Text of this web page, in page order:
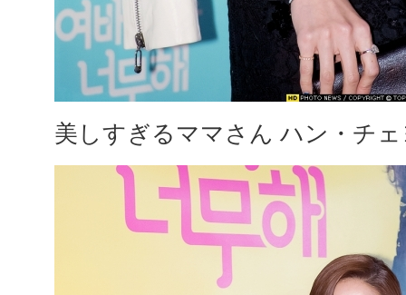
美しすぎるママさん ハン・チ